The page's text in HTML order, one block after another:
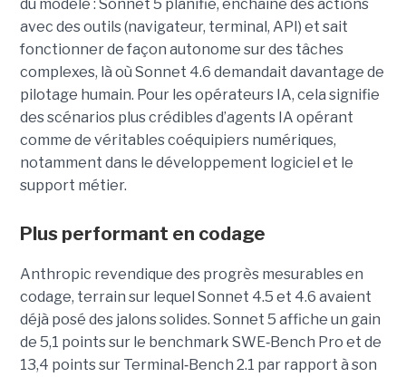
du modèle : Sonnet 5 planifie, enchaîne des actions
avec des outils (navigateur, terminal, API) et sait
fonctionner de façon autonome sur des tâches
complexes, là où Sonnet 4.6 demandait davantage de
pilotage humain. Pour les opérateurs IA, cela signifie
des scénarios plus crédibles d’agents IA opérant
comme de véritables coéquipiers numériques,
notamment dans le développement logiciel et le
support métier.
Plus performant en codage
Anthropic revendique des progrès mesurables en
codage, terrain sur lequel Sonnet 4.5 et 4.6 avaient
déjà posé des jalons solides. Sonnet 5 affiche un gain
de 5,1 points sur le benchmark SWE‑Bench Pro et de
13,4 points sur Terminal‑Bench 2.1 par rapport à son